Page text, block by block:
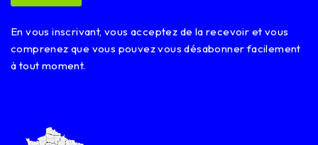
i
E
m
a
En vous inscrivant, vous acceptez de la recevoir et vous
comprenez que vous pouvez vous désabonner facilement
à tout moment.